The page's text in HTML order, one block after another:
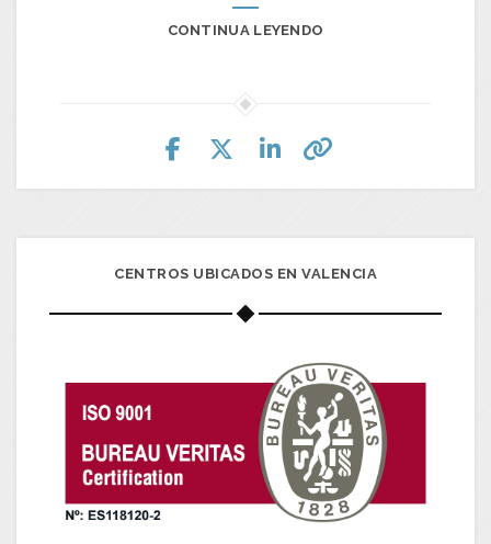
CONTINUA LEYENDO
CENTROS UBICADOS EN VALENCIA